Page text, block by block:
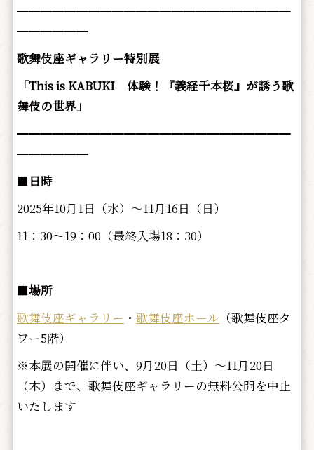
━━━━━━━━━━━━━━━━━━━━━━━
━━━━━━
歌舞伎座ギャラリー特別展
「This is KABUKI 体験！『義経千本桜』が誘う歌
舞伎の世界」
━━━━━━━━━━━━━━━━━━━━━━━
━━━━━━
■ 日時
2025年10月1日（水）～11月16日（日）
11：30～19：00（最終入場18：30）
■場所
歌舞伎座ギャラリー ・ 歌舞伎座ホール （歌舞伎座タ
ワー5階）
※本展の開催に伴い、9月20日（土）～11月20日
（木）まで、歌舞伎座ギャラリーの無料公開を中止
いたします